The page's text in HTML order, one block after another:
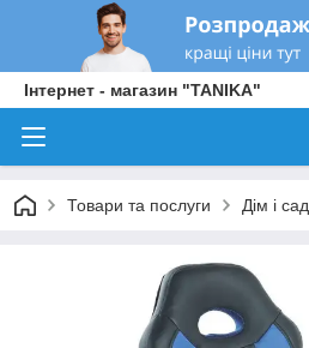
Інтернет - магазин "TANIKA"
Товари та послуги Дім і сад